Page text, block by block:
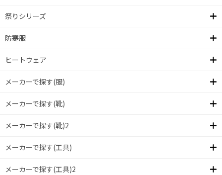
祭りシリーズ
防寒服
ヒートウェア
メーカーで探す(服)
メーカーで探す(靴)
メーカーで探す(靴)2
メーカーで探す(工具)
メーカーで探す(工具)2